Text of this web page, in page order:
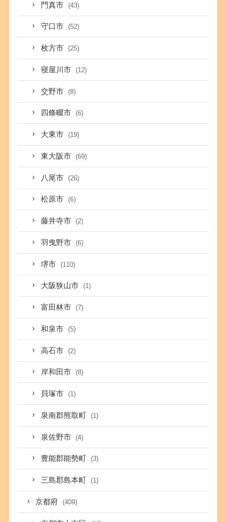
門真市 (43)
守口市 (52)
枚方市 (25)
寝屋川市 (12)
交野市 (8)
四條畷市 (6)
大東市 (19)
東大阪市 (69)
八尾市 (26)
松原市 (6)
藤井寺市 (2)
羽曳野市 (6)
堺市 (110)
大阪狭山市 (1)
富田林市 (7)
和泉市 (5)
高石市 (2)
岸和田市 (8)
貝塚市 (1)
泉南郡熊取町 (1)
泉佐野市 (4)
豊能郡能勢町 (3)
三島郡島本町 (1)
京都府 (409)